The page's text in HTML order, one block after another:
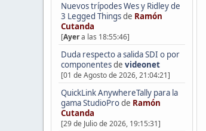
Nuevos trípodes Wes y Ridley de
3 Legged Thingsde Ramón
Cutanda
[Ayera las 18:55:46]
Duda respecto a salida SDI o por
componentesde videonet
[01 de Agosto de 2026, 21:04:21]
QuickLink AnywhereTally para la
gama StudioProde Ramón
Cutanda
[29 de Julio de 2026, 19:15:31]